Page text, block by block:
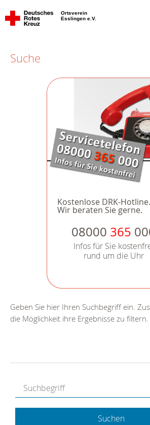
Ortsverein
Esslingen e.V.
Suche
Kostenlose DRK-Hotline.
Wir beraten Sie gerne.
08000 365
Infos für Sie
rund um die Uhr
Geben Sie hier Ihren Suchbegriff ein.
die Möglichkeit ihre Ergebnisse zu filtern.
Suchen